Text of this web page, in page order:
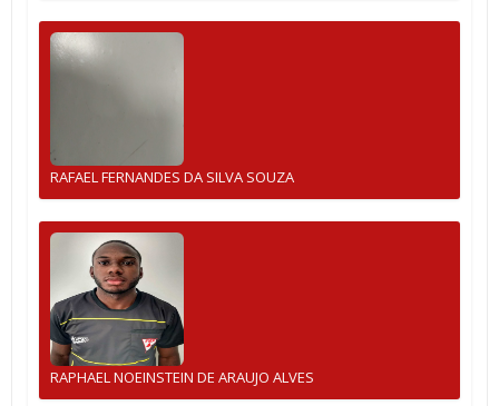
RAFAEL FERNANDES DA SILVA SOUZA
RAPHAEL NOEINSTEIN DE ARAUJO ALVES